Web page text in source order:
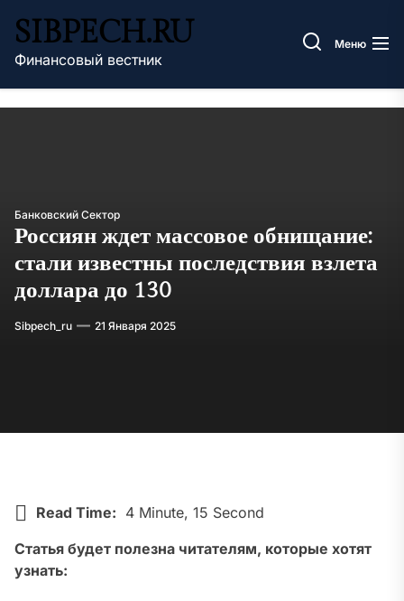
содержимому
SIBPECH.RU
Финансовый вестник
Меню
Банковский Сектор
Россиян ждет массовое обнищание:
стали известны последствия взлета
доллара до 130
Sibpech_ru 21 Января 2025
Read Time: 4 Minute, 15 Second
Статья будет полезна читателям, которые хотят
узнать: